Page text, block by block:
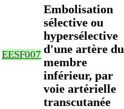
EESF007
Embolisation
sélective ou
hypersélective
d'une artère du
membre
inférieur, par
voie artérielle
transcutanée